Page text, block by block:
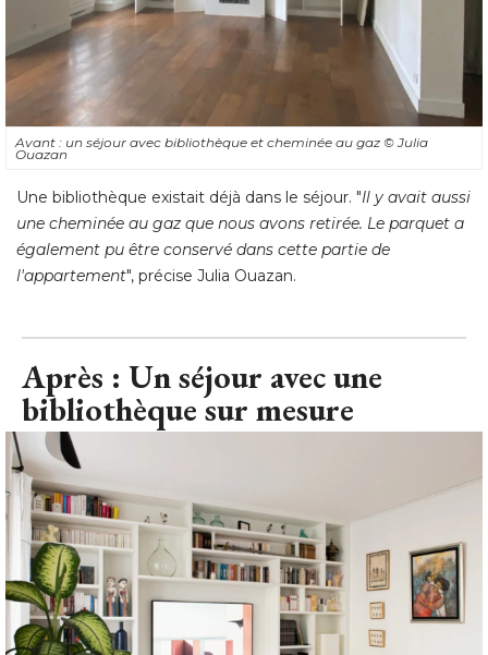
Avant : un séjour avec bibliothèque et cheminée au gaz © Julia
Ouazan
Une bibliothèque existait déjà dans le séjour. "Il y avait aussi
une cheminée au gaz que nous avons retirée. Le parquet a
également pu être conservé dans cette partie de
l'appartement", précise Julia Ouazan.
Après : Un séjour avec une
bibliothèque sur mesure